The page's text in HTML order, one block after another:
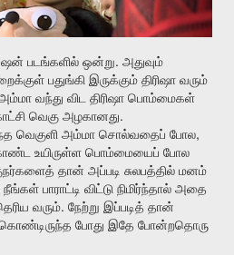
படங்களில் ஒன்று. அதுவும்
பதுங்கி இருக்கும் திரிஷா வரும்
வந்து விட திரிஷா பொம்மைகள்
வெகு அழகானது.
வெகுளி அம்மா சொல்வதைப் போல,
உயிருள்ள பொம்மையைப் போல
தான் அப்படி சுலபத்தில் மனம்
நீங்கள் பாராட்டி விட்டு நிமிர்ந்தால் அதை
வரும். நேற்று இப்படித் தான்
போது இதே போன்றதொரு